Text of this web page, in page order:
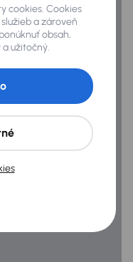
cookies. Cookies
a zároveň
obsah,
užitočný.